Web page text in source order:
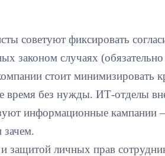
советуют фиксировать
законом случаях
стоит минимизировать
время без нужды. ИТ-отделы
информационные
зачем.
защитой личных прав